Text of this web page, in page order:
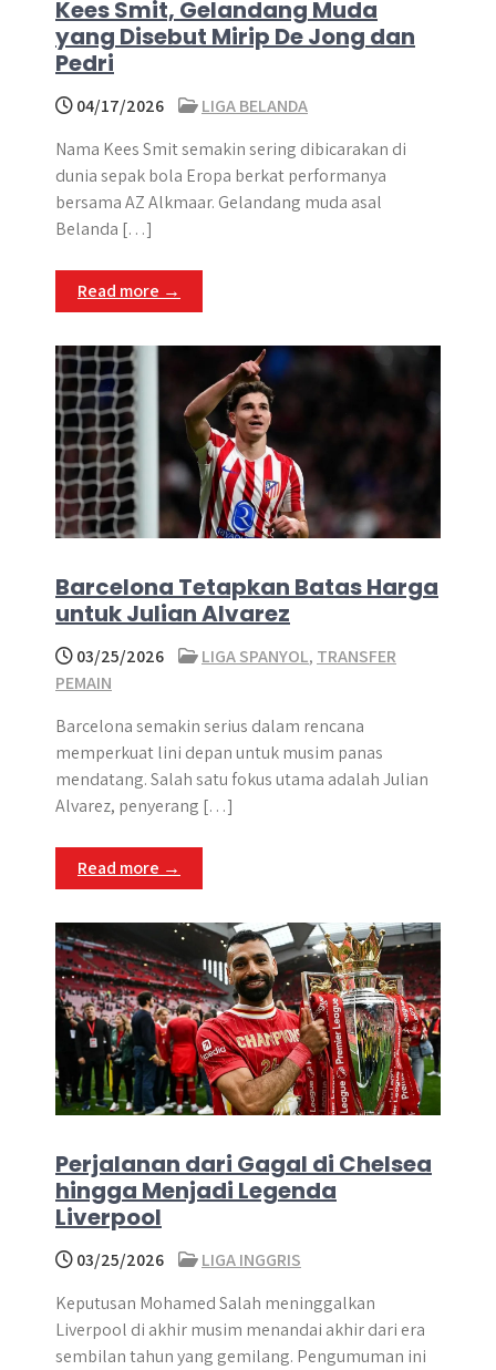
Kees Smit, Gelandang Muda
yang Disebut Mirip De Jong dan
Pedri
04/17/2026
LIGA BELANDA
Nama Kees Smit semakin sering dibicarakan di
dunia sepak bola Eropa berkat performanya
bersama AZ Alkmaar. Gelandang muda asal
Belanda […]
Read more →
Barcelona Tetapkan Batas Harga
untuk Julian Alvarez
03/25/2026 LIGA SPANYOL, TRANSFER
PEMAIN
Barcelona semakin serius dalam rencana
memperkuat lini depan untuk musim panas
mendatang. Salah satu fokus utama adalah Julian
Alvarez, penyerang […]
Read more →
Perjalanan dari Gagal di Chelsea
hingga Menjadi Legenda
Liverpool
03/25/2026
LIGA INGGRIS
Keputusan Mohamed Salah meninggalkan
Liverpool di akhir musim menandai akhir dari era
sembilan tahun yang gemilang. Pengumuman ini